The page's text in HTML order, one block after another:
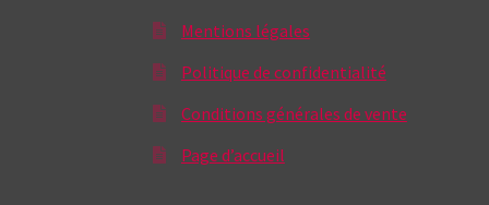
Mentions légales
Politique de confidentialité
Conditions générales de vente
Page d’accueil